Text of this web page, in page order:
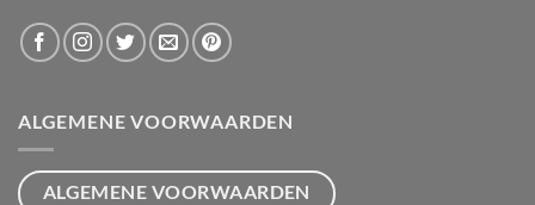
ALGEMENE VOORWAARDEN
ALGEMENE VOORWAARDEN